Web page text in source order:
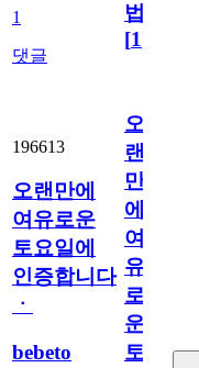
1
댓글
법
[1]
196613
오랜만에
여유로운
토요일에
인증합니다
ㆍ
bebeto
오
랜
만
에
여
유
로
운
토